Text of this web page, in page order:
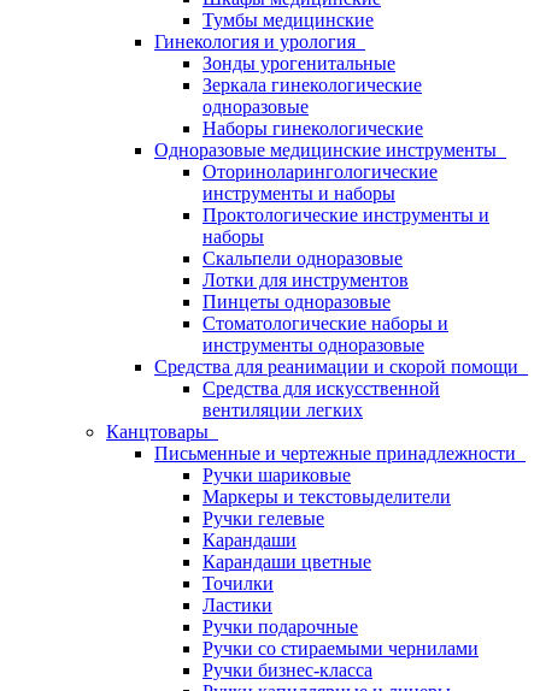
Тумбы медицинские
Гинекология и урология
Зонды урогенитальные
Зеркала гинекологические
одноразовые
Наборы гинекологические
Одноразовые медицинские инструменты
Оториноларингологические
инструменты и наборы
Проктологические инструменты и
наборы
Скальпели одноразовые
Лотки для инструментов
Пинцеты одноразовые
Стоматологические наборы и
инструменты одноразовые
Средства для реанимации и скорой помощи
Средства для искусственной
вентиляции легких
Канцтовары
Письменные и чертежные принадлежности
Ручки шариковые
Маркеры и текстовыделители
Ручки гелевые
Карандаши
Карандаши цветные
Точилки
Ластики
Ручки подарочные
Ручки со стираемыми чернилами
Ручки бизнес-класса